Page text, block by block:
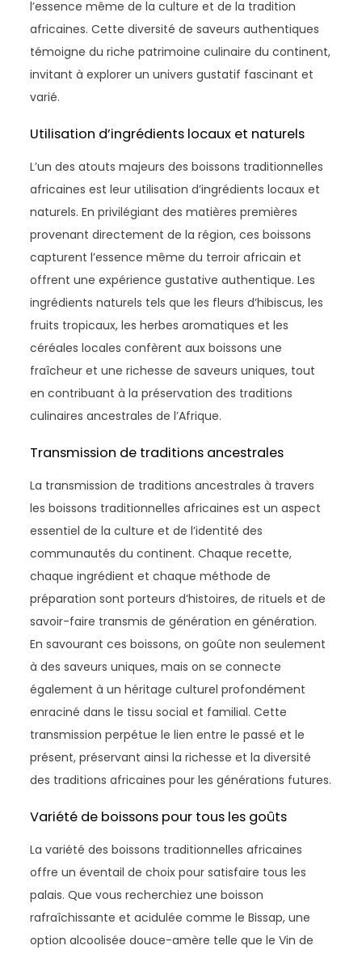
l’essence même de la culture et de la tradition
africaines. Cette diversité de saveurs authentiques
témoigne du riche patrimoine culinaire du continent,
invitant à explorer un univers gustatif fascinant et
varié.
Utilisation d’ingrédients locaux et naturels
L’un des atouts majeurs des boissons traditionnelles
africaines est leur utilisation d’ingrédients locaux et
naturels. En privilégiant des matières premières
provenant directement de la région, ces boissons
capturent l’essence même du terroir africain et
offrent une expérience gustative authentique. Les
ingrédients naturels tels que les fleurs d’hibiscus, les
fruits tropicaux, les herbes aromatiques et les
céréales locales confèrent aux boissons une
fraîcheur et une richesse de saveurs uniques, tout
en contribuant à la préservation des traditions
culinaires ancestrales de l’Afrique.
Transmission de traditions ancestrales
La transmission de traditions ancestrales à travers
les boissons traditionnelles africaines est un aspect
essentiel de la culture et de l’identité des
communautés du continent. Chaque recette,
chaque ingrédient et chaque méthode de
préparation sont porteurs d’histoires, de rituels et de
savoir-faire transmis de génération en génération.
En savourant ces boissons, on goûte non seulement
à des saveurs uniques, mais on se connecte
également à un héritage culturel profondément
enraciné dans le tissu social et familial. Cette
transmission perpétue le lien entre le passé et le
présent, préservant ainsi la richesse et la diversité
des traditions africaines pour les générations futures.
Variété de boissons pour tous les goûts
La variété des boissons traditionnelles africaines
offre un éventail de choix pour satisfaire tous les
palais. Que vous recherchiez une boisson
rafraîchissante et acidulée comme le Bissap, une
option alcoolisée douce-amère telle que le Vin de